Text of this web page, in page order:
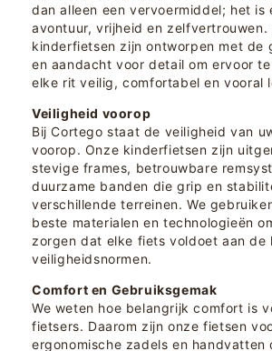
dan alleen een vervoermiddel; het is
avontuur, vrijheid en zelfvertrouwen.
kinderfietsen zijn ontworpen met de
en aandacht voor detail om ervoor
elke rit veilig, comfortabel en vooral
Veiligheid voorop
Bij Cortego staat de veiligheid van
voorop. Onze kinderfietsen zijn
stevige frames, betrouwbare
duurzame banden die grip en
verschillende terreinen. We
beste materialen en technologieën
zorgen dat elke fiets voldoet aan de
veiligheidsnormen.
Comfort en Gebruiksgemak
We weten hoe belangrijk comfort is
fietsers. Daarom zijn onze fietsen
ergonomische zadels en handvatten